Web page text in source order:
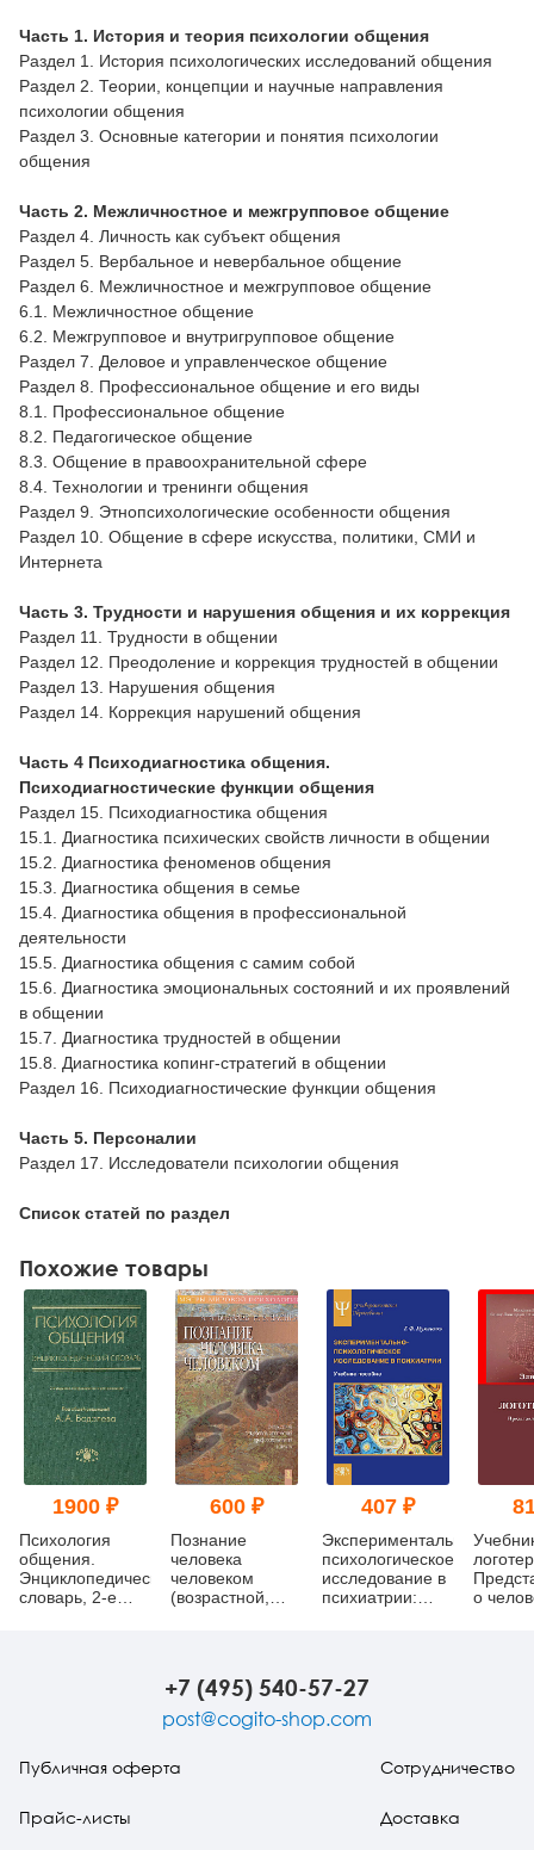
Часть 1. История и теория психологии общения
Раздел 1. История психологических исследований общения
Раздел 2. Теории, концепции и научные направления
психологии общения
Раздел 3. Основные категории и понятия психологии
общения
Часть 2. Межличностное и межгрупповое общение
Раздел 4. Личность как субъект общения
Раздел 5. Вербальное и невербальное общение
Раздел 6. Межличностное и межгрупповое общение
6.1. Межличностное общение
6.2. Межгрупповое и внутригрупповое общение
Раздел 7. Деловое и управленческое общение
Раздел 8. Профессиональное общение и его виды
8.1. Профессиональное общение
8.2. Педагогическое общение
8.3. Общение в правоохранительной сфере
8.4. Технологии и тренинги общения
Раздел 9. Этнопсихологические особенности общения
Раздел 10. Общение в сфере искусства, политики, СМИ и
Интернета
Часть 3. Трудности и нарушения общения и их коррекция
Раздел 11. Трудности в общении
Раздел 12. Преодоление и коррекция трудностей в общении
Раздел 13. Нарушения общения
Раздел 14. Коррекция нарушений общения
Часть 4 Психодиагностика общения.
Психодиагностические функции общения
Раздел 15. Психодиагностика общения
15.1. Диагностика психических свойств личности в общении
15.2. Диагностика феноменов общения
15.3. Диагностика общения в семье
15.4. Диагностика общения в профессиональной
деятельности
15.5. Диагностика общения с самим собой
15.6. Диагностика эмоциональных состояний и их проявлений
в общении
15.7. Диагностика трудностей в общении
15.8. Диагностика копинг-стратегий в общении
Раздел 16. Психодиагностические функции общения
Часть 5. Персоналии
Раздел 17. Исследователи психологии общения
Список статей по раздел
Похожие товары
1900 ₽
Психология
общения.
Энциклопедический
словарь, 2-е
600 ₽
Познание
человека
человеком
(возрастной,
(букинист)
407 ₽
Экспериментально-
психологическое
исследование в
психиатрии:
о
+7 (495) 540-57-27
post@cogito-shop.com
Публичная оферта
Прайс-листы
Сотрудничество
Доставка